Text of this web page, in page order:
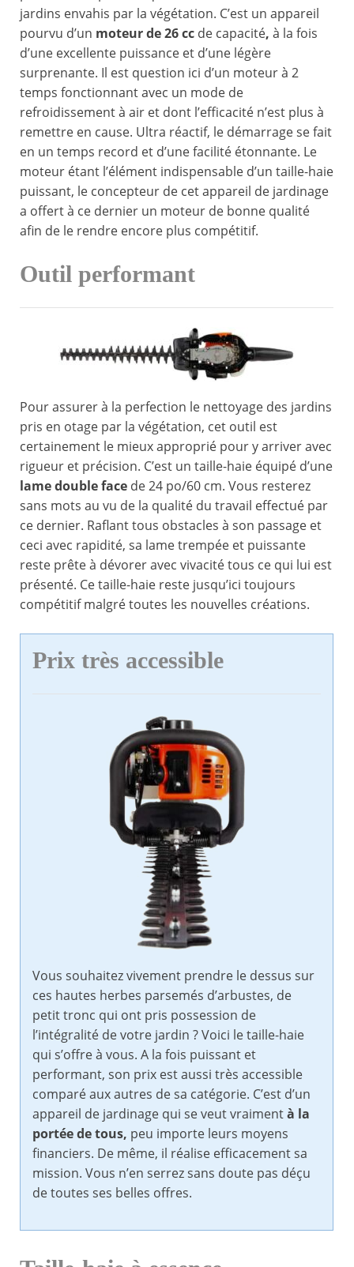
jardins envahis par la végétation. C’est un appareil
pourvu d’un moteur de 26 cc de capacité, à la fois
d’une excellente puissance et d’une légère
surprenante. Il est question ici d’un moteur à 2
temps fonctionnant avec un mode de
refroidissement à air et dont l’efficacité n’est plus à
remettre en cause. Ultra réactif, le démarrage se fait
en un temps record et d’une facilité étonnante. Le
moteur étant l’élément indispensable d’un taille-haie
puissant, le concepteur de cet appareil de jardinage
a offert à ce dernier un moteur de bonne qualité
afin de le rendre encore plus compétitif.
Outil performant
Pour assurer à la perfection le nettoyage des jardins
pris en otage par la végétation, cet outil est
certainement le mieux approprié pour y arriver avec
rigueur et précision. C’est un taille-haie équipé d’une
lame double face de 24 po/60 cm. Vous resterez
sans mots au vu de la qualité du travail effectué par
ce dernier. Raflant tous obstacles à son passage et
ceci avec rapidité, sa lame trempée et puissante
reste prête à dévorer avec vivacité tous ce qui lui est
présenté. Ce taille-haie reste jusqu’ici toujours
compétitif malgré toutes les nouvelles créations.
Prix très accessible
Vous souhaitez vivement prendre le dessus sur
ces hautes herbes parsemés d’arbustes, de
petit tronc qui ont pris possession de
l’intégralité de votre jardin ? Voici le taille-haie
qui s’offre à vous. A la fois puissant et
performant, son prix est aussi très accessible
comparé aux autres de sa catégorie. C’est d’un
appareil de jardinage qui se veut vraimentà la
portée de tous, peu importe leurs moyens
financiers. De même, il réalise efficacement sa
mission. Vous n’en serrez sans doute pas déçu
de toutes ses belles offres.